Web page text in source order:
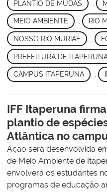
PLANTIO DE MUDAS
MEIO AMBIENTE , RIO
NOSSO RIO MURIAÉ
PREFEITURA DE
CAMPUS ITAPERUNA ,
IFF Itaperuna
plantio de
Atlântica no
Ação será desenvolvida
de Meio Ambiente de
envolverá os estudantes
programas de educação